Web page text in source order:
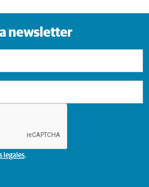
newsletter
legales.